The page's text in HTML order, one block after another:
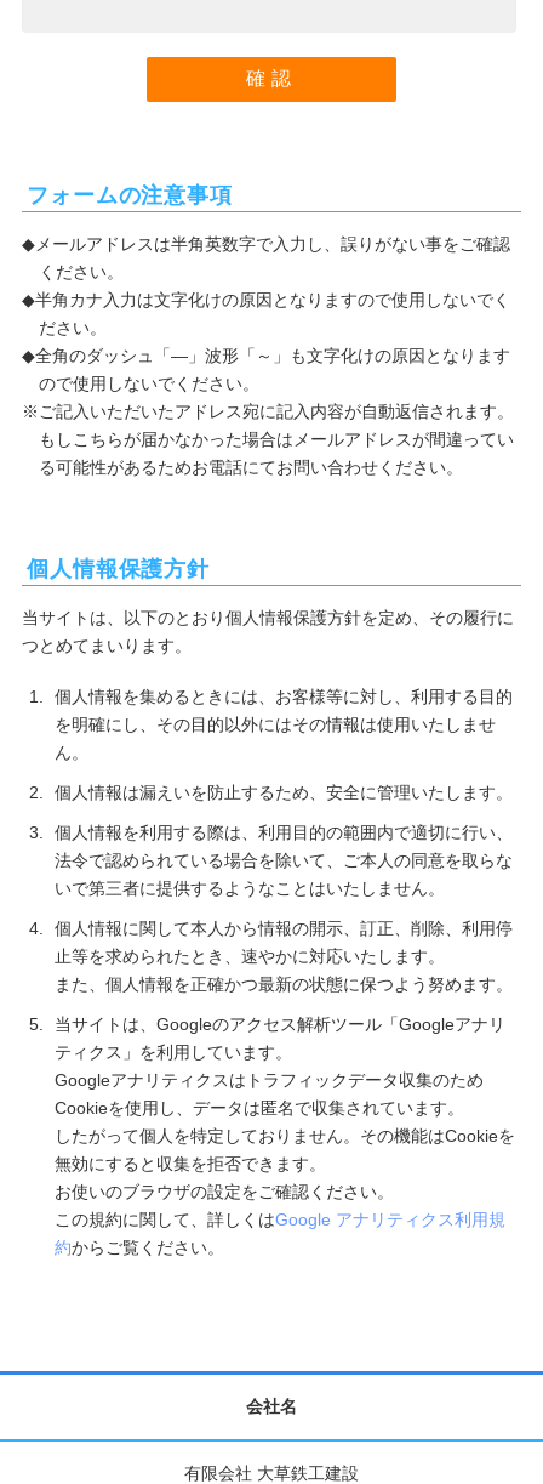
フォームの注意事項
メールアドレスは半角英数字で入力し、誤りがない事をご確認
ください。
半角カナ入力は文字化けの原因となりますので使用しないでく
ださい。
全角のダッシュ「―」波形「～」も文字化けの原因となります
ので使用しないでください。
ご記入いただいたアドレス宛に記入内容が自動返信されます。
もしこちらが届かなかった場合はメールアドレスが間違ってい
る可能性があるためお電話にてお問い合わせください。
個人情報保護方針
当サイトは、以下のとおり個人情報保護方針を定め、その履行に
つとめてまいります。
個人情報を集めるときには、お客様等に対し、利用する目的
を明確にし、その目的以外にはその情報は使用いたしませ
ん。
個人情報は漏えいを防止するため、安全に管理いたします。
個人情報を利用する際は、利用目的の範囲内で適切に行い、
法令で認められている場合を除いて、ご本人の同意を取らな
いで第三者に提供するようなことはいたしません。
個人情報に関して本人から情報の開示、訂正、削除、利用停
止等を求められたとき、速やかに対応いたします。
また、個人情報を正確かつ最新の状態に保つよう努めます。
当サイトは、Googleのアクセス解析ツール「Googleアナリ
ティクス」を利用しています。
Googleアナリティクスはトラフィックデータ収集のため
Cookieを使用し、データは匿名で収集されています。
したがって個人を特定しておりません。その機能はCookieを
無効にすると収集を拒否できます。
お使いのブラウザの設定をご確認ください。
この規約に関して、詳しくはGoogle アナリティクス利用規
約からご覧ください。
会社名
有限会社 大草鉄工建設